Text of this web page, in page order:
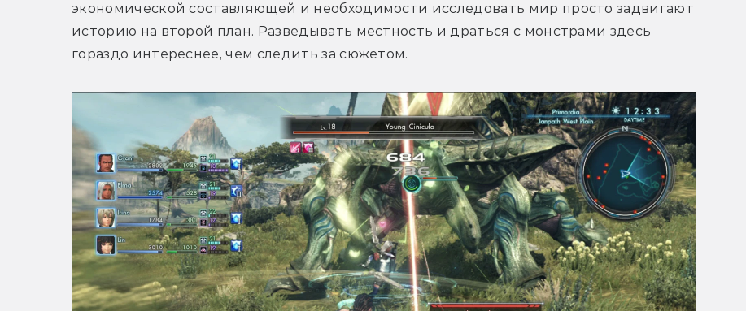
экономической составляющей и необходимости исследовать мир просто задвигают
историю на второй план. Разведывать местность и драться с монстрами здесь
гораздо интереснее, чем следить за сюжетом.